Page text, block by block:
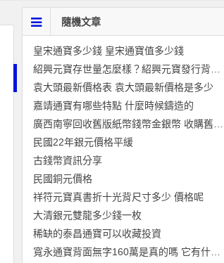
隨機文章
皇宋通寶多少錢 皇宋通寶值多少錢
袁大頭最新價格表 袁大頭最新價格是多少
嘉靖通寶有哪些特點 什麼時候鑄造的
民國22年銀元價格平緩
古錢幣資訊分享
民國銅元價格
祥符元寶真書折十光背尺寸多少 價格呢
大清銀元雙龍多少錢一枚
稀缺的泰昌通寶可以收藏投資